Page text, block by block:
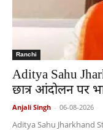
Ranchi
Aditya Sahu
छात्र आंदोलन पर
Anjali Singh - 06-08-2026
Aditya Sahu Jharkhand